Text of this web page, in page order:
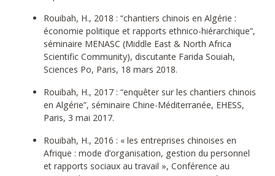
Rouibah, H., 2018 : “chantiers chinois en Algérie :
économie politique et rapports ethnico-hiérarchique”,
séminaire MENASC (Middle East & North Africa
Scientific Community), discutante Farida Souiah,
Sciences Po, Paris, 18 mars 2018.
Rouibah, H., 2017 : “enquêter sur les chantiers chinois
en Algérie”, séminaire Chine-Méditerranée, EHESS,
Paris, 3 mai 2017.
Rouibah, H., 2016 : « les entreprises chinoises en
Afrique : mode d’organisation, gestion du personnel
et rapports sociaux au travail », Conférence au